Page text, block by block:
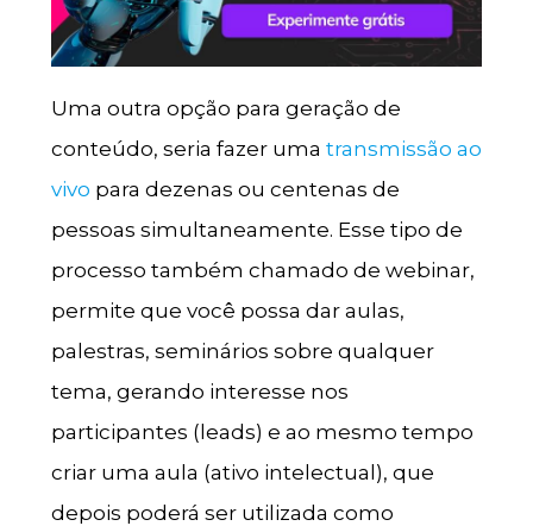
Uma outra opção para geração de
conteúdo, seria fazer uma transmissão ao
vivo para dezenas ou centenas de
pessoas simultaneamente. Esse tipo de
processo também chamado de webinar,
permite que você possa dar aulas,
palestras, seminários sobre qualquer
tema, gerando interesse nos
participantes (leads) e ao mesmo tempo
criar uma aula (ativo intelectual), que
depois poderá ser utilizada como